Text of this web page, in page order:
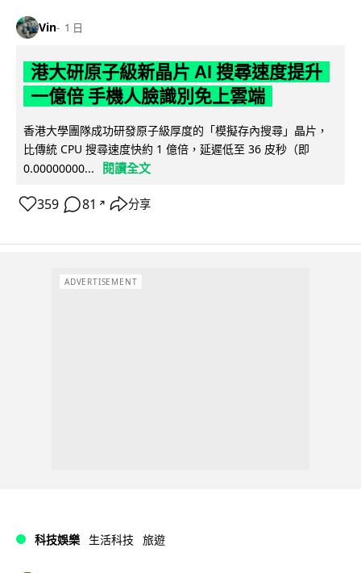
Vin 1 日
港大研原子級新晶片 AI 搜尋速度提升
一億倍 手機人臉識別免上雲端
香港大學團隊成功研發原子級厚度的「模擬存內搜尋」晶片，
比傳統 CPU 搜尋速度快約 1 億倍，延遲低至 36 皮秒（即
0.00000000...
閱讀全文
359 81 ↗ 分享
ADVERTISEMENT
科技娛樂 生活科技 旅遊